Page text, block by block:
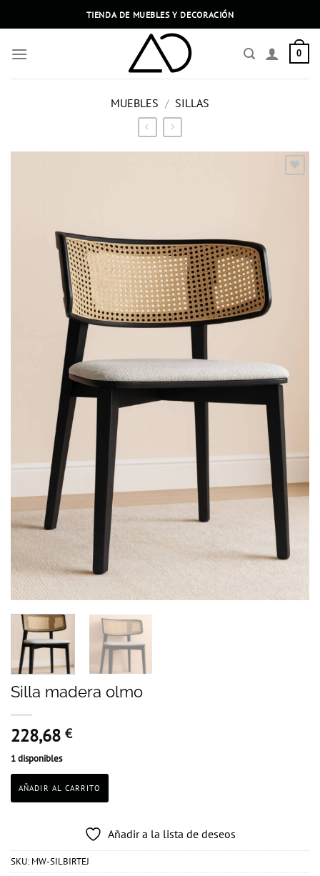
al
TIENDA DE MUEBLES Y DECORACIÓN
0
MUEBLES / SILLAS
Silla madera olmo
228,68 €
1 disponibles
AÑADIR AL CARRITO
Añadir a la lista de deseos
SKU: MW-SILBIRTEJ